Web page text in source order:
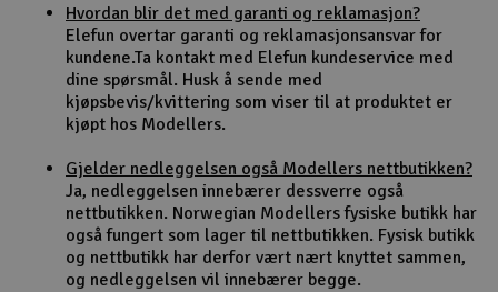
Radioutstyr
Raketter
Smarthjem, lek & hobby
Solenergi
Sparkesykler & elkjøretøy
Hvordan blir det med garanti og reklamasjon?
Elefun overtar garanti og reklamasjonsansvar for
kundene.Ta kontakt med Elefun kundeservice med
dine spørsmål. Husk å sende med
kjøpsbevis/kvittering som viser til at produktet er
kjøpt hos Modellers.
Gjelder nedleggelsen også Modellers nettbutikken?
Ja, nedleggelsen innebærer dessverre også
nettbutikken. Norwegian Modellers fysiske butikk har
også fungert som lager til nettbutikken. Fysisk butikk
og nettbutikk har derfor vært nært knyttet sammen,
og nedleggelsen vil innebærer begge.